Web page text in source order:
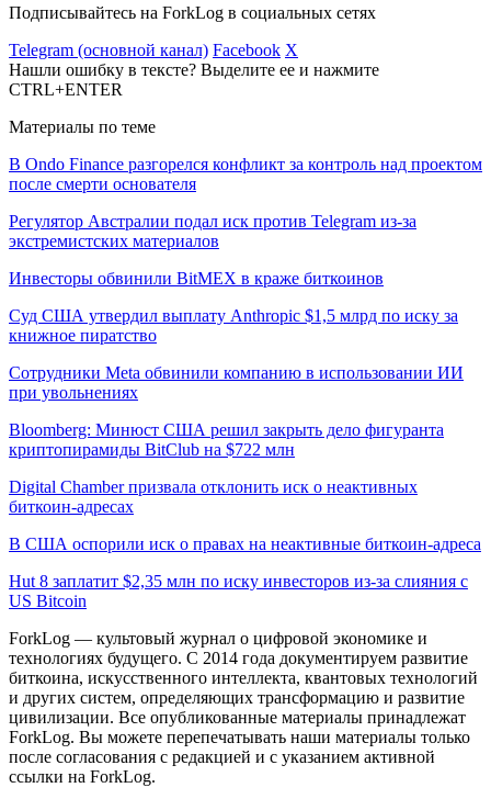
Подписывайтесь на ForkLog в социальных сетях
Telegram (основной канал) Facebook X
Нашли ошибку в тексте? Выделите ее и нажмите
CTRL+ENTER
Материалы по теме
В Ondo Finance разгорелся конфликт за контроль над проектом
после смерти основателя
Регулятор Австралии подал иск против Telegram из-за
экстремистских материалов
Инвесторы обвинили BitMEX в краже биткоинов
Суд США утвердил выплату Anthropic $1,5 млрд по иску за
книжное пиратство
Сотрудники Meta обвинили компанию в использовании ИИ
при увольнениях
Bloomberg: Минюст США решил закрыть дело фигуранта
криптопирамиды BitClub на $722 млн
Digital Chamber призвала отклонить иск о неактивных
биткоин-адресах
В США оспорили иск о правах на неактивные биткоин-адреса
Hut 8 заплатит $2,35 млн по иску инвесторов из-за слияния с
US Bitcoin
ForkLog — культовый журнал о цифровой экономике и
технологиях будущего. С 2014 года документируем развитие
биткоина, искусственного интеллекта, квантовых технологий
и других систем, определяющих трансформацию и развитие
цивилизации. Все опубликованные материалы принадлежат
ForkLog. Вы можете перепечатывать наши материалы только
после согласования с редакцией и с указанием активной
ссылки на ForkLog.